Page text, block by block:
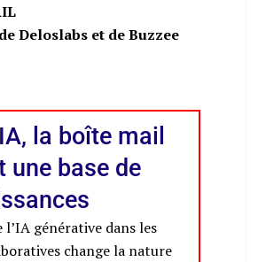
Deloslabs et de Buzzee
la boîte mail
une base de
l’IA générative dans les
change la nature